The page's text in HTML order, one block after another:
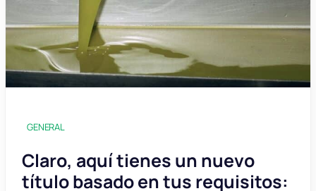
GENERAL
Claro, aquí tienes un nuevo
título basado en tus requisitos: